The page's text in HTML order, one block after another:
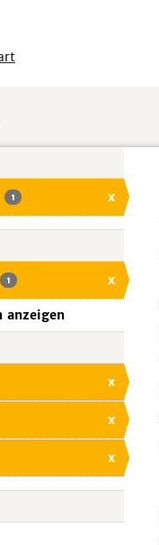
1 x
1 x
anzeigen
x
x
x